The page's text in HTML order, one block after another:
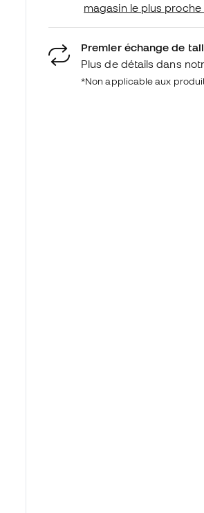
magasin le plus proche
Premier échange de
Plus de détails dans
*Non applicable aux